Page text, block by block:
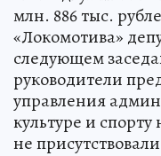
млн. 886 тыс.
«Локомотива»
следующем
руководители
управления
культуре и
не